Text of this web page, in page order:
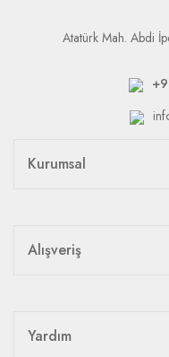
Atatürk Mah. Abdi
Kurumsal
Alışveriş
Yardım